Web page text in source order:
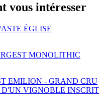
vous intéresser
ÉGLISE
MONOLITHIC
EMILION - GRAND CRU
VIGNOBLE INSCRIT